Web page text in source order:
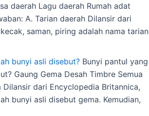
daerah Lagu daerah Rumah adat
A. Tarian daerah Dilansir dari
saman, piring adalah nama tarian
bunyi asli disebut? Bunyi pantul yang
Gaung Gema Desah Timbre Semua
dari Encyclopedia Britannica,
bunyi asli disebut gema. Kemudian,